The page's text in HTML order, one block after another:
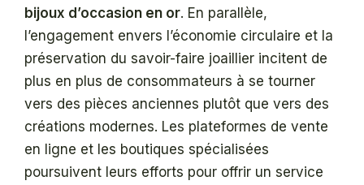
bijoux d’occasion en or. En parallèle,
l’engagement envers l’économie circulaire et la
préservation du savoir-faire joaillier incitent de
plus en plus de consommateurs à se tourner
vers des pièces anciennes plutôt que vers des
créations modernes. Les plateformes de vente
en ligne et les boutiques spécialisées
poursuivent leurs efforts pour offrir un service